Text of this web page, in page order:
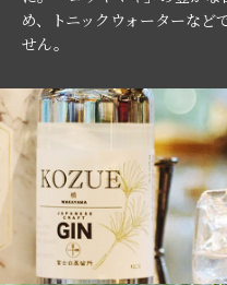
め、トニックウォーターなど
せん。